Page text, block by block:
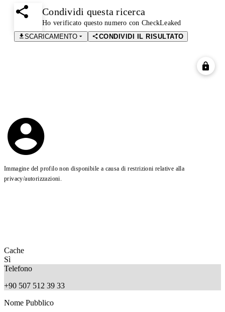
Condividi questa ricerca
Ho verificato questo numero con CheckLeaked
SCARICAMENTO
CONDIVIDI IL RISULTATO
Immagine del profilo non disponibile a causa di restrizioni relative alla
privacy/autorizzazioni.
Cache
Sì
Telefono
+90 507 512 39 33
Nome Pubblico